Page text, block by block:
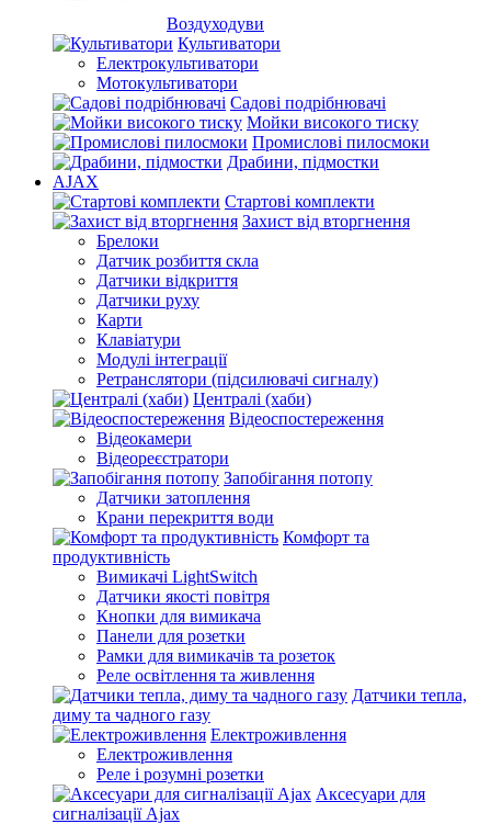
Воздуходуви
Культиватори
Електрокультиватори
Мотокультиватори
Садові подрібнювачі
Мойки високого тиску
Промислові пилосмоки
Драбини, підмостки
AJAX
Стартові комплекти
Захист від вторгнення
Брелоки
Датчик розбиття скла
Датчики відкриття
Датчики руху
Карти
Клавіатури
Модулі інтеграції
Ретранслятори (підсилювачі сигналу)
Централі (хаби)
Відеоспостереження
Відеокамери
Відеореєстратори
Запобігання потопу
Датчики затоплення
Крани перекриття води
Комфорт та
продуктивність
Вимикачі LightSwitch
Датчики якості повітря
Кнопки для вимикача
Панели для розетки
Рамки для вимикачів та розеток
Реле освітлення та живлення
Датчики тепла,
диму та чадного газу
Електроживлення
Електроживлення
Реле і розумні розетки
Аксесуари для
сигналізації Ajax